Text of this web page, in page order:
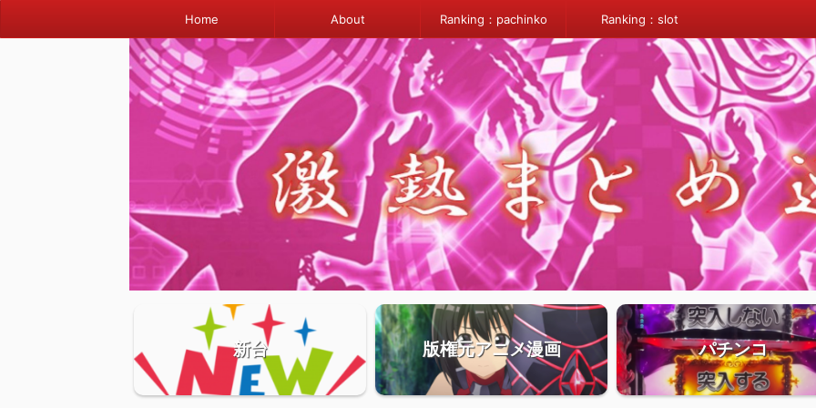
Home About Ranking：pachinko Ranking：slot
新台 版権元アニメ漫画 パチンコ